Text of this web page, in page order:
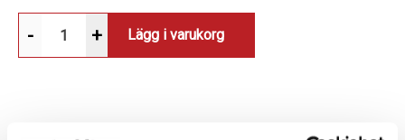
- + Lägg i varukorg